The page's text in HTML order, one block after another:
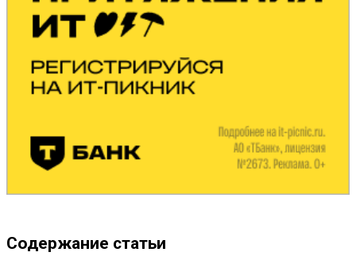
Содержание статьи